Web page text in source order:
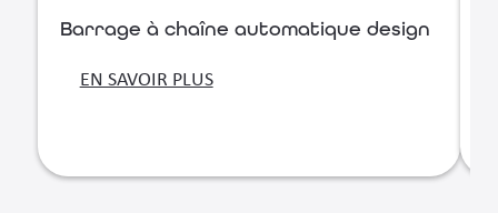
Barrage à chaîne automatique design
EN SAVOIR PLUS